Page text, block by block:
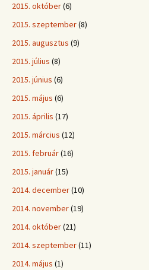
2015. október(6)
2015. szeptember(8)
2015. augusztus (9)
2015. július (8)
2015. június (6)
2015. május (6)
2015. április (17)
2015. március (12)
2015. február(16)
2015. január(15)
2014. december(10)
2014. november(19)
2014. október(21)
2014. szeptember(11)
2014. május (1)